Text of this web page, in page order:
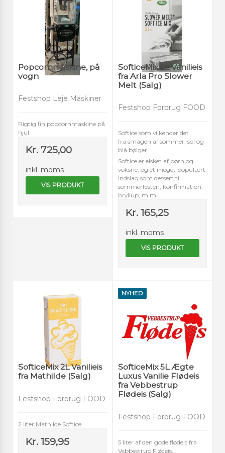
Popcornmaskine, på
vogn
Festshop Leje Maskiner
Rigtig fin popcornmaskine på
hjul
Kr. 725,00
inkl. moms
VIS PRODUKT
SofticeMix 2L Vanilieis
fra Arla Pro Slower
Melt (Salg)
Festshop Forbrug FOOD
Softice som vi kender det
fra smagen af sommer, sol og
blå bølger.
Softice er elsket af børn og
voksne, og et meget populært
indslag som dessert til
sommerfesten, konfirmation,
bryllup, m.m.
Kr. 165,25
inkl. moms
VIS PRODUKT
SofticeMix 2L Vanilieis
fra Mathilde (Salg)
Festshop Forbrug FOOD
2 liter Mathilde Softice.
Kr. 159,95
NYHED
SofticeMix 5L Ægte
Luxus Vanilie Flødeis
fra Vebbestrup
Flødeis (Salg)
Festshop Forbrug FOOD
5 liter af den gode flødeis fra
Vebbestrup Flødeis.